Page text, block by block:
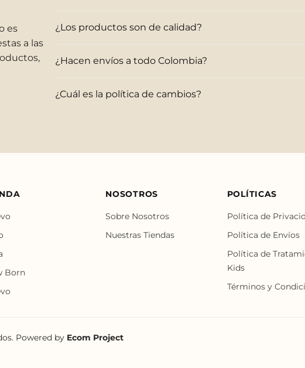
es
a las
¿Los productos son de calidad?
¿Hacen envíos a todo Colombia?
¿Cuál es la política de cambios?
Born
NOSOTROS
Sobre Nosotros
Nuestras Tiendas
POLÍTICAS
Política de
Política de Envíos
Política de
Kids
Términos y
Powered by Ecom Project